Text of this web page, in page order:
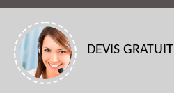
DEVIS GRATUIT